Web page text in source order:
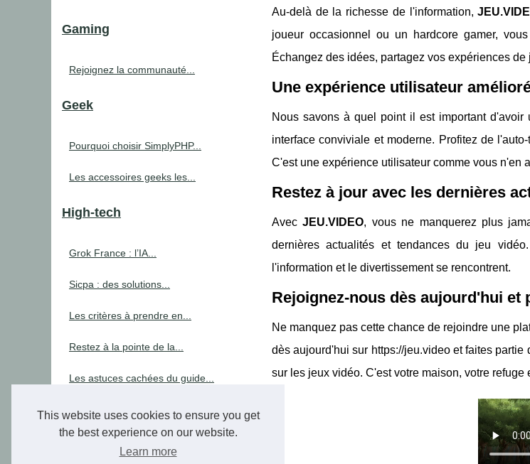
This website uses cookies to ensure you get
the best experience on our website.
Learn more
Au-delà de la richesse de l'information,
joueur occasionnel ou un hardcore gamer,
Échangez des idées, partagez vos expériences
Une expérience utilisateur
Nous savons à quel point il est important
interface conviviale et moderne. Profitez de
C'est une expérience utilisateur comme vous n'en
Restez à jour avec les dernières
AvecJEU.VIDEO, vous ne manquerez plus
dernières actualités et tendances du jeu
l'information et le divertissement se rencontrent.
Rejoignez-nous dès aujourd'hui
Ne manquez pas cette chance de rejoindre une
dès aujourd'hui sur https://jeu.video et faites
sur les jeux vidéo. C'est votre maison, votre
Gaming
Rejoignez la communauté...
Geek
Pourquoi choisir SimplyPHP...
Les accessoires geeks les...
High-tech
Grok France : l’IA...
Sicpa : des solutions...
Les critères à prendre en...
Restez à la pointe de la...
Les astuces cachées du guide...
Le guide complet du switch...
La téléalarme pour les...